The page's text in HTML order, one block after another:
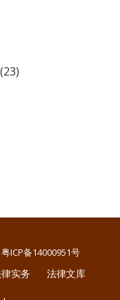
(23)
粤ICP备14000951号
实务 法律文库